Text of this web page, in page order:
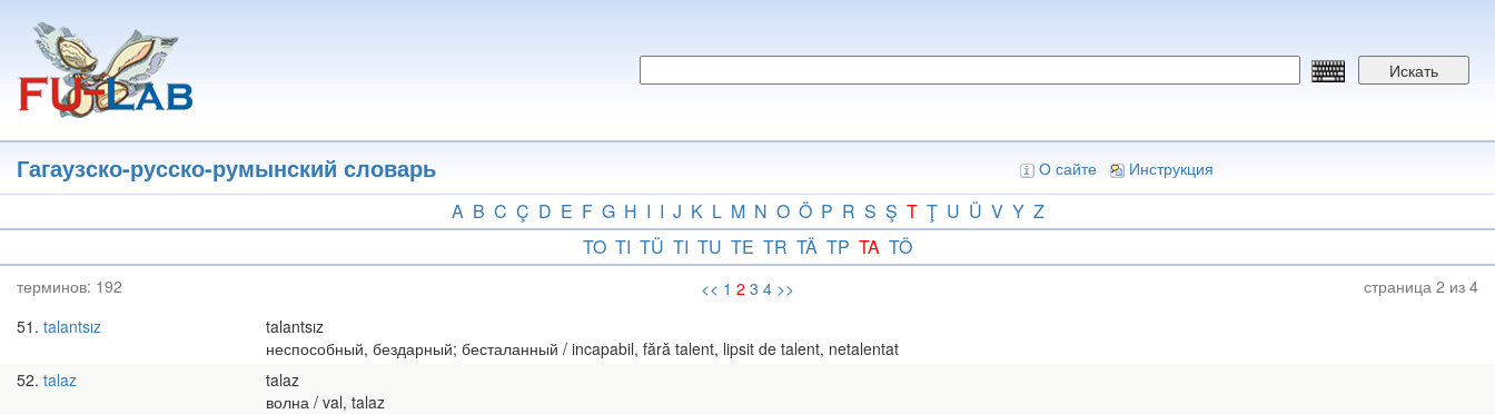
основному
содержанию
Искать
Гагаузско-русско-румынский словарь О сайте Инструкция
A B C Ç D E F G H I I J K L M N O Ö P R S Ş T Ţ U Ü V Y Z
TO TI TÜ TI TU TE TR TÄ TP TA TÖ
терминов: 192 << 1 2 3 4 >>
страница 2 из 4
51 talantsız
talantsız
неспособный, бездарный; бесталанный / incapabil, fără talent, lipsit de talent, netalentat
52 talaz
talaz
волна / val, talaz